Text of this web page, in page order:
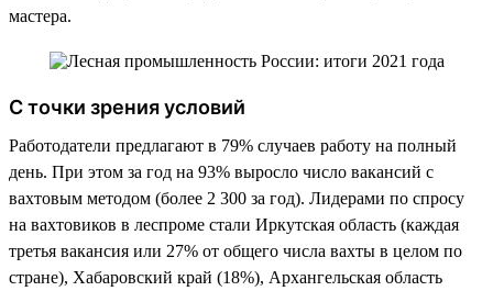
мастера.
С точки зрения условий
Работодатели предлагают в 79% случаев работу на полный
день. При этом за год на 93% выросло число вакансий с
вахтовым методом (более 2 300 за год). Лидерами по спросу
на вахтовиков в леспроме стали Иркутская область (каждая
третья вакансия или 27% от общего числа вахты в целом по
стране), Хабаровский край (18%), Архангельская область